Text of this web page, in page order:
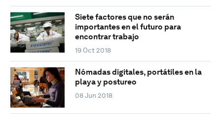
Siete factores que no serán
importantes en el futuro para
encontrar trabajo
19 Oct 2018
Nómadas digitales, portátiles en la
playa y postureo
08 Jun 2018